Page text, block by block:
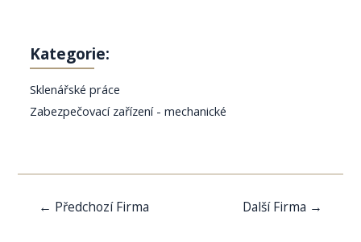
Kategorie:
Sklenářské práce
Zabezpečovací zařízení - mechanické
Navigace
← Předchozí Firma Další Firma →